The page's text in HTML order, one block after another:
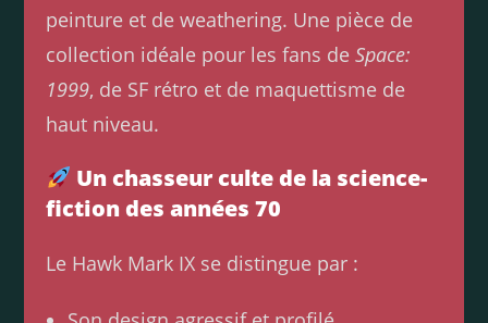
peinture et de weathering. Une pièce de
collection idéale pour les fans deSpace:
1999, de SF rétro et de maquettisme de
haut niveau.
Un chasseur culte de la science-
fiction des années 70
Le Hawk Mark IX se distingue par :